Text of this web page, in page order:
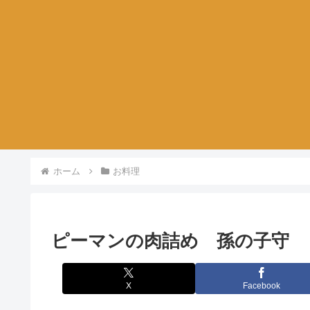
ホーム お料理
ピーマンの肉詰め 孫の子守
X Facebook